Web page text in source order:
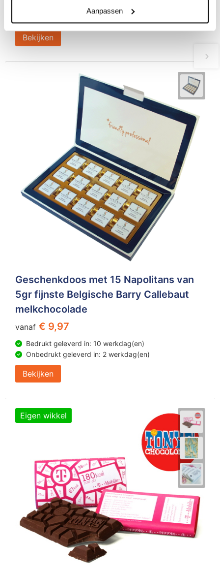
Aanpassen
Bedrukt geleverd in: 10 werkdag(en)
Onbedrukt geleverd in: 2 werkdag(en)
Bekijken
Geschenkdoos met 15 Napolitans van
5gr fijnste Belgische Barry Callebaut
melkchocolade
vanaf € 9,97
Bedrukt geleverd in: 10 werkdag(en)
Onbedrukt geleverd in: 2 werkdag(en)
Bekijken
Eigen wikkel